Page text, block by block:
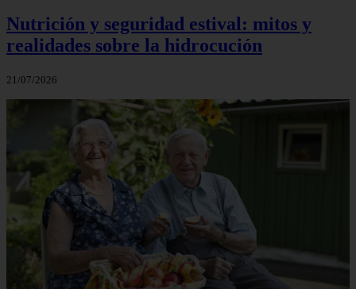
Nutrición y seguridad estival: mitos y
realidades sobre la hidrocución
21/07/2026